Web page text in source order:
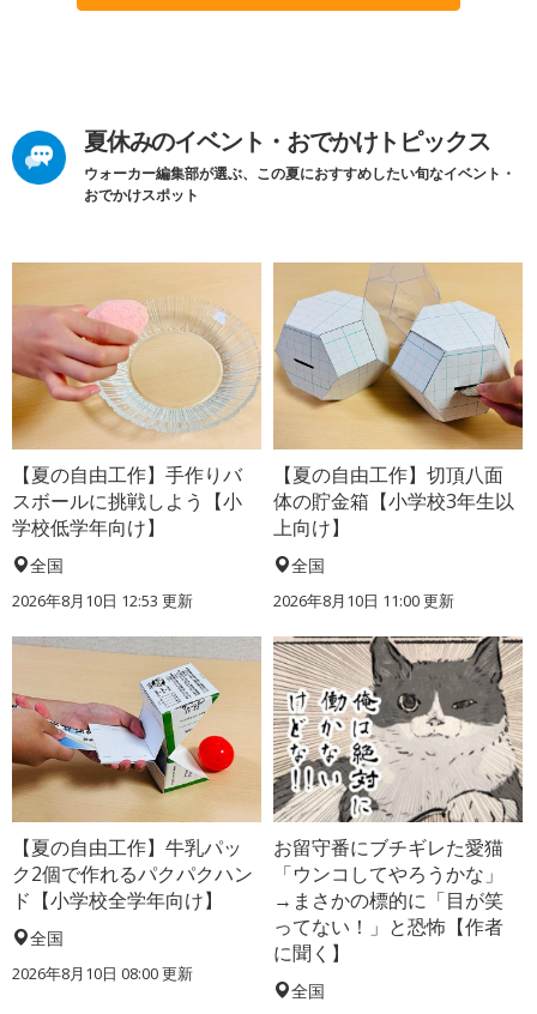
夏休みのイベント・おでかけトピックス
ウォーカー編集部が選ぶ、この夏におすすめしたい旬なイベント・
おでかけスポット
【夏の自由工作】手作りバ
スボールに挑戦しよう【小
学校低学年向け】
全国
2026年8月10日 12:53 更新
【夏の自由工作】切頂八面
体の貯金箱【小学校3年生以
上向け】
全国
2026年8月10日 11:00更新
【夏の自由工作】牛乳パッ
ク2個で作れるパクパクハン
ド【小学校全学年向け】
全国
2026年8月10日 08:00更新
お留守番にブチギレた愛猫
「ウンコしてやろうかな」
→まさかの標的に「目が笑
ってない！」と恐怖【作者
に聞く】
全国